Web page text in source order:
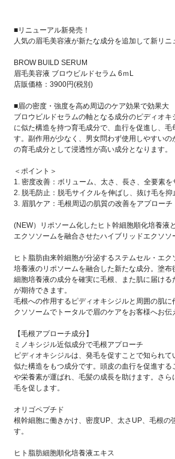
■リニューアル新発売！
人気の眉毛美容液が新たな成分を追加して新リニ
BROW BUILD SERUM
眉毛美容液 ブロウビルドセラム 6ｍL
店販価格：3900円(税別)
■眉の密度・強度を高め周辺のケア効果で効果大
ブロウビルドセラムの軸となる成分のピディオ
に似た構造を持つ育毛成分で、血行を促進し、毛
す。副作用が少なく、男女問わず使用しやすいの
の育毛成分として浸透性が高い成分となります。
＜ポイント＞
1. 密度改善：ボリューム、太さ、長さ、全要素を
2. 脱毛防止：脱毛サイクルを伸ばし、抜け毛を抑
3. 眉肌ケア：毛根周辺の肌質の改善をアプローチ
(NEW）リポソーム化したヒト幹細胞順化培養液と
エクソソームを融合させたハイブリッドエクソソ
ヒト脂肪由来幹細胞が分泌するステムセル・エ
培養液のリポソームを融合した新たな成分。塗布
細胞培養液の成分を確実に毛根、また肌に届ける
が期待できます。
毛根への作用するピディオキシジルと周囲の肌に
クソソームでトータルで眉のケアをお客様へお伝
【毛根アプローチ成分】
ミノキシジル近似成分で毛根アプローチ
ピディオキシジルは、発毛を促すことで知られて
似た構造をもつ成分です。頭皮の血行を促進する
や栄養素が運ばれ、毛髪の成長を助けます。さら
毛を促します。
オリゴペプチド
根幹細胞に働きかけ、密度UP、太さUP、毛根の
す。
ヒト脂肪細胞順化培養液エキス